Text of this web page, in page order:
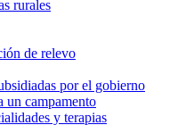
rurales
de relevo
por el gobierno
un campamento
y terapias